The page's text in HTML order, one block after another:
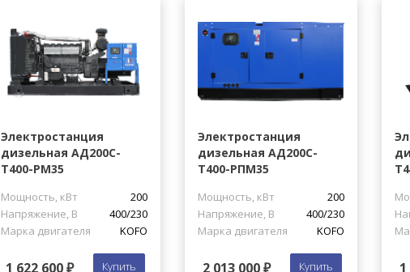
Электростанция
дизельная АД200С-
Т400-РМ35
Мощность, кВт
200
Напряжение, В
400/230
Марка двигателя
KOFO
1 622 600 ₽ Купить
Электростанция
дизельная АД200С-
Т400-РПМ35
Мощность, кВт
200
Напряжение, В
400/230
Марка двигателя
KOFO
2 013 000 ₽ Купить